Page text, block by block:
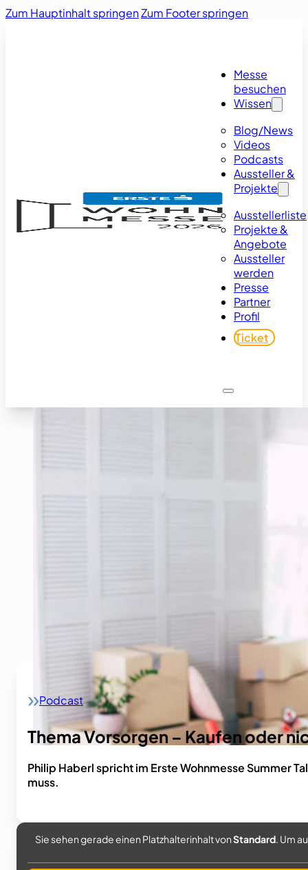
Zum Hauptinhalt springenZum Footer springen
Messe
besuchen
Wissen
Blog/News
Videos
Podcasts
Aussteller &
Projekte
Ausstellerliste
Projekte &
Angebote
Aussteller
werden
Presse
Partner
Profil
Ticket
Home
Podcast
Thema Vorsorgen – Kaufen oder
Philip Haberl spricht im Erste Wohnmesse Summer
muss.
Sie sehen gerade einen Platzhalterinhalt vonStandard. Um